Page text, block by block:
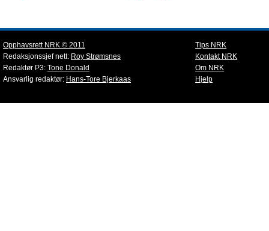
Opphavsrett NRK © 2011
Redaksjonssjef nett: Roy Strømsnes
Redaktør P3: Tone Donald
Ansvarlig redaktør: Hans-Tore Bjerkaas
Tips NRK
Kontakt NRK
Om NRK
Hjelp